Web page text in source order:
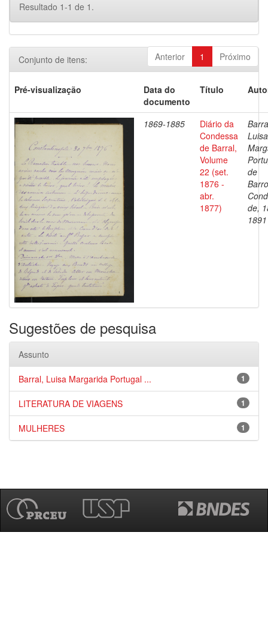
Resultado 1-1 de 1.
Anterior 1 Próximo
Conjunto de itens:
Pré-visualização
Data do
documento
Título
1869-1885
Diário da
Condessa
de Barral,
Volume
22 (set.
1876 -
abr.
1877)
Luisa
de
de,
1891
Sugestões de pesquisa
Assunto
1
Barral, Luisa Margarida Portugal ...
1
LITERATURA DE VIAGENS
1
MULHERES